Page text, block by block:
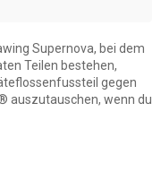
Supernova, bei dem
Teilen bestehen,
gegen
auszutauschen, wenn du